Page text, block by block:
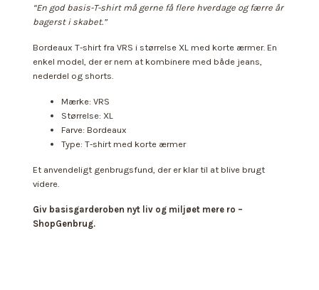
“En god basis-T-shirt må gerne få flere hverdage og færre år
bagerst i skabet.”
Bordeaux T-shirt fra VRS i størrelse XL med korte ærmer. En
enkel model, der er nem at kombinere med både jeans,
nederdel og shorts.
Mærke: VRS
Størrelse: XL
Farve: Bordeaux
Type: T-shirt med korte ærmer
Et anvendeligt genbrugsfund, der er klar til at blive brugt
videre.
Giv basisgarderoben nyt liv og miljøet mere ro –
ShopGenbrug.